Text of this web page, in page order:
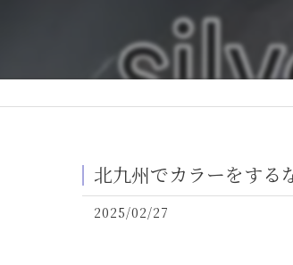
北九州でカラーをする
2025/02/27